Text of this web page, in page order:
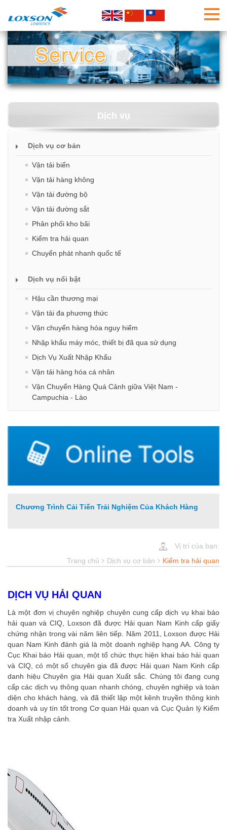
Dịch vụ
Dịch vụ cơ bản
Vận tải biển
Vận tải hàng không
Vận tải đường bộ
Vận tải đường sắt
Phân phối kho bãi
Kiểm tra hải quan
Chuyển phát nhanh quốc tế
Dịch vụ nổi bật
Hậu cần thương mại
Vận tải đa phương thức
Vận chuyển hàng hóa nguy hiểm
Nhập khẩu máy móc, thiết bị đã qua sử dụng
Dịch Vụ Xuất Nhập Khẩu
Vận tải hàng hóa cá nhân
Vận Chuyển Hàng Quá Cảnh giữa Việt Nam -
Campuchia - Lào
Chương Trình Cải Tiến Trải Nghiệm Của Khách Hàng
Vị trí của bạn:
Trang chủ
Dịch vụ cơ bản Kiểm tra hải quan
DỊCH VỤ HẢI QUAN
Là một đơn vị chuyên nghiệp chuyên cung cấp dịch vụ khai báo
hải quan và CIQ, Loxson đã được Hải quan Nam Kinh cấp giấy
chứng nhận trong vài năm liên tiếp. Năm 2011, Loxson được Hải
quan Nam Kinh đánh giá là một doanh nghiệp hạng AA. Công ty
Cục Khai báo Hải quan, một tổ chức thực hiện khai báo hải quan
và CIQ, có một số chuyên gia đã được Hải quan Nam Kinh cấp
danh hiệu Chuyên gia Hải quan Xuất sắc. Chúng tôi đang cung
cấp các dịch vụ thông quan nhanh chóng, chuyên nghiệp và toàn
diện cho khách hàng, và đã thiết lập một kênh truyền thông kinh
doanh và uy tín tốt trong Cơ quan Hải quan và Cục Quản lý Kiểm
tra Xuất nhập cảnh.